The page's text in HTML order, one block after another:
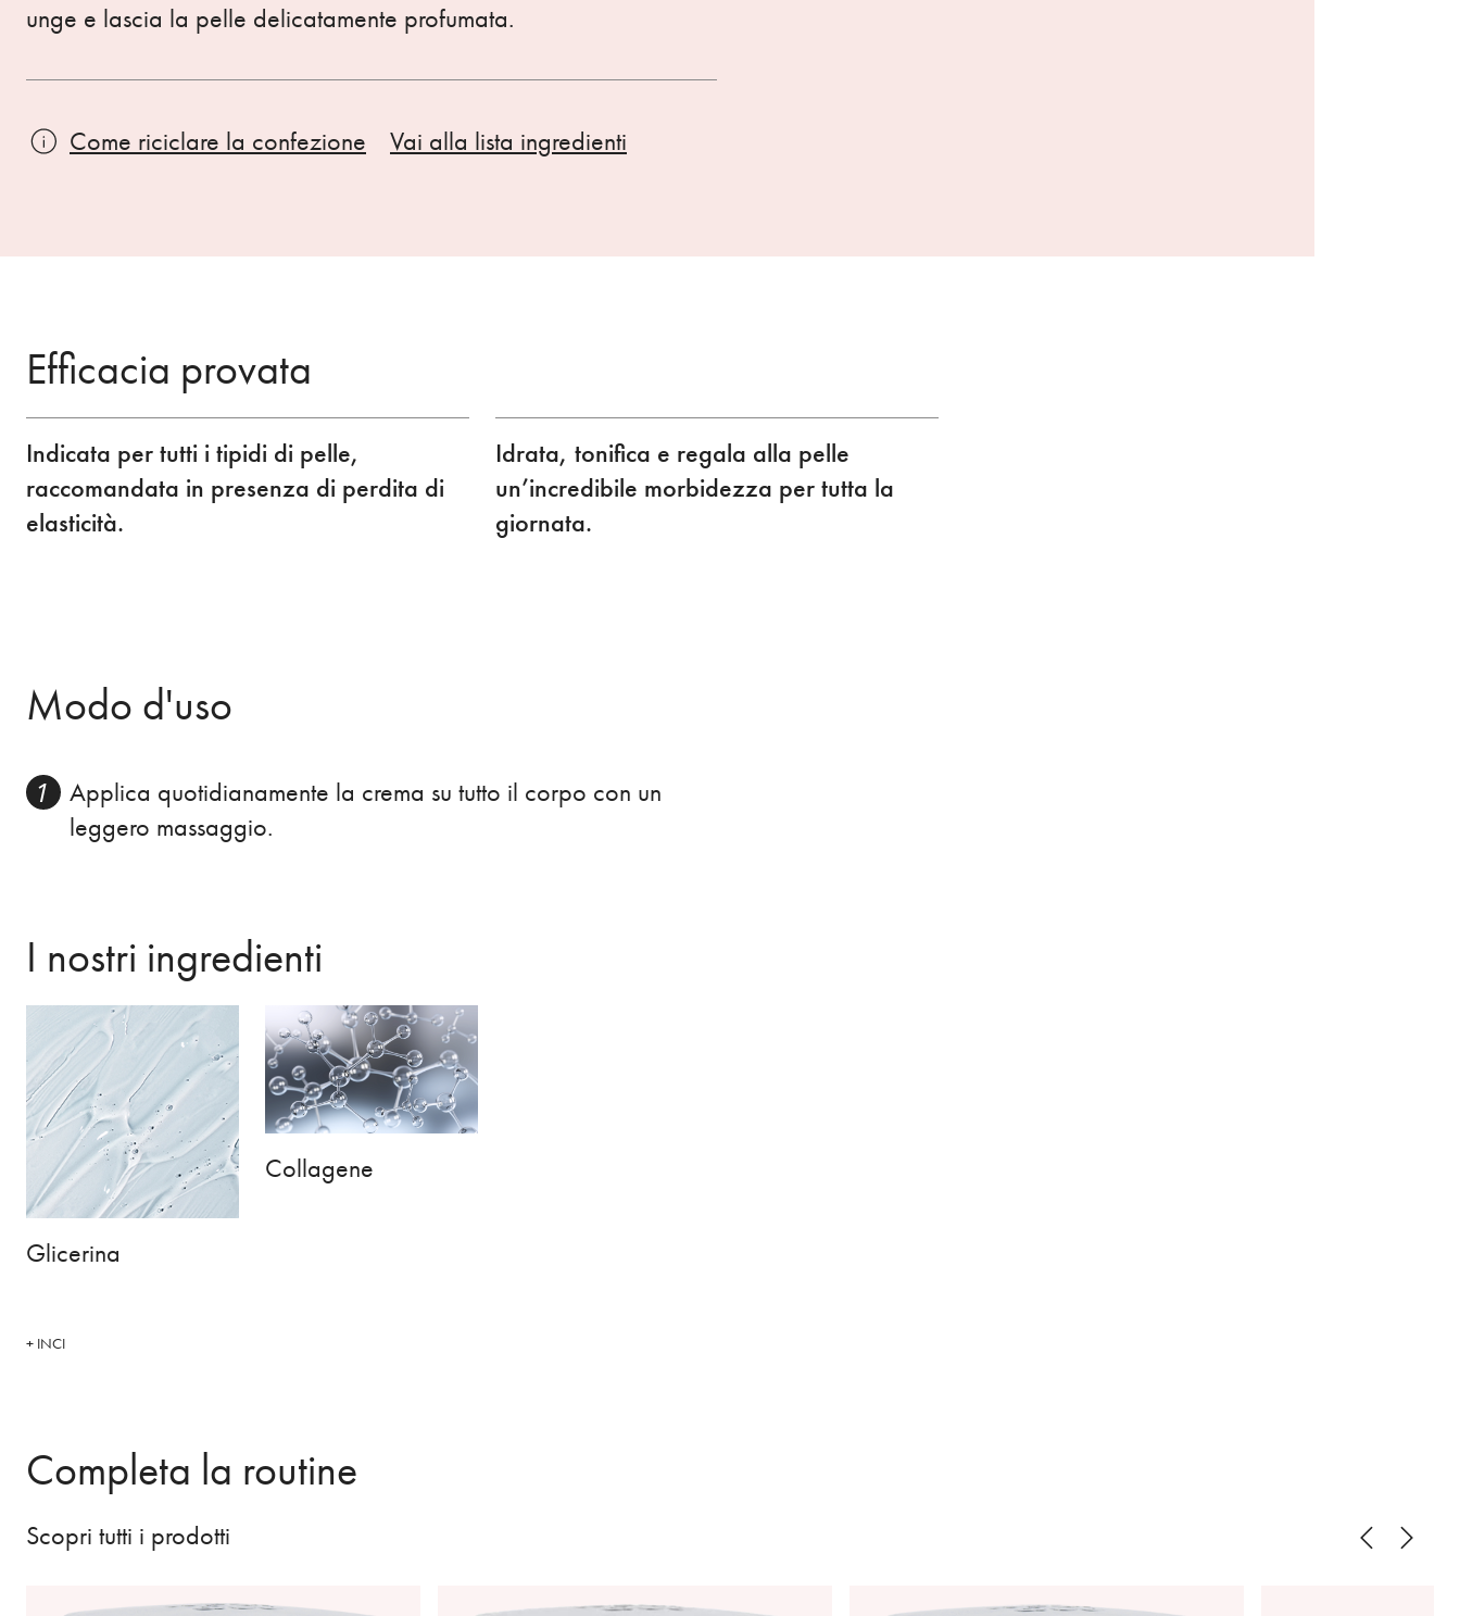
unge e lascia la pelle delicatamente profumata.
Come riciclare la confezione Vai alla lista ingredienti
Efficacia provata
Indicata per tutti i tipidi di pelle,
raccomandata in presenza di perdita di
elasticità.
Idrata, tonifica e regala alla pelle
un’incredibile morbidezza per tutta la
giornata.
Modo d'uso
Applica quotidianamente la crema su tutto il corpo con un
leggero massaggio.
I nostri ingredienti
Glicerina
Collagene
+ INCI
Completa la routine
Scopri tutti i prodotti